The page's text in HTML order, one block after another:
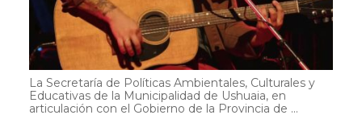
La Secretaría de Políticas Ambientales, Culturales y
Educativas de la Municipalidad de Ushuaia, en
articulación con el Gobierno de la Provincia de ...